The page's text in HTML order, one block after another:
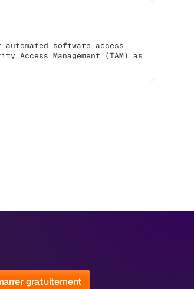
software access
Access Management (IAM) as
gratuitement